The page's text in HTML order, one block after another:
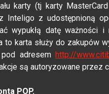
karty (tj karty
Inteligo z udostępnioną
wypukłą datę ważności
to karta służy do zakupów
adresem http://
są autoryzowane przez
POP.